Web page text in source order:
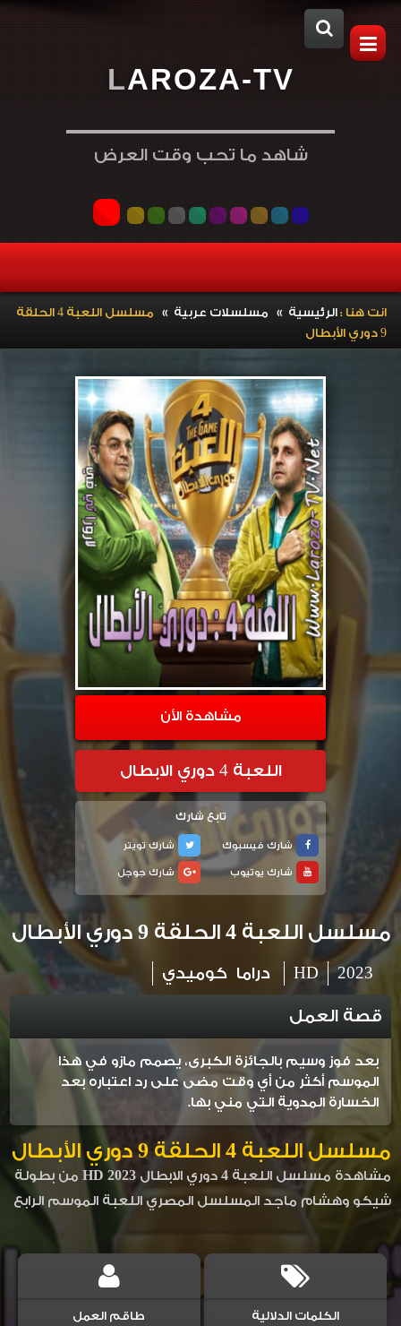
LAROZA-TV
شاهد ما تحب وقت العرض
انت هنا :الرئيسية » مسلسلات عربية »
مسلسل اللعبة 4 الحلقة
9 دوري الأبطال
مشاهدة الأن
اللعبة 4 دوري الابطال
تابع شارك
شارك فيسبوك
شارك تويتر
شارك يوتيوب
شارك جوجل
مسلسل اللعبة 4 الحلقة 9 دوري الأبطال
2023
HD دراما كوميدي
قصة العمل
بعد فوز وسيم بالجائزة الكبرى، يصمم مازو في هذا
الموسم أكثر من أي وقت مضى على رد اعتباره بعد
الخسارة المدوية التي مني بها.
مسلسل اللعبة 4 الحلقة 9 دوري الأبطال
مشاهدة مسلسل اللعبة 4 دوري الابطال 2023 HD من بطولة
شيكو وهشام ماجد المسلسل المصري اللعبة الموسم الرابع
الكلمات الدلالية طاقم العمل